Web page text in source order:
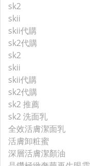
sk2
skii
skii代購
sk2代購
sk2
skii
skii代購
sk2代購
sk2 推薦
sk2 洗面乳
全效活膚潔面乳
活膚卸粧蜜
深層活膚潔顏油